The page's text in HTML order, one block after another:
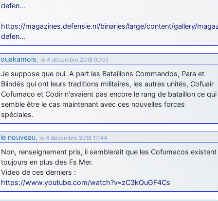
defen…
https://magazines.defensie.nl/binaries/large/content/gallery/
defen…
ouakamois, le 4 décembre 2018 00:01
Je suppose que oui. A part les Bataillons Commandos, Para et
Blindés qui ont leurs traditions militaires, les autres unités, Cofuair
Cofumaco et Codir n'avaient pas encore le rang de bataillon ce qui
semble être le cas maintenant avec ces nouvelles forces
spéciales.
le nouveau, le 4 décembre 2018 17:44
Non, renseignement pris, il semblerait que les Cofumacos existent
toujours en plus des Fs Mer.
Video de ces derniers :
https://www.youtube.com/watch?v=zC3kOuGF4Cs